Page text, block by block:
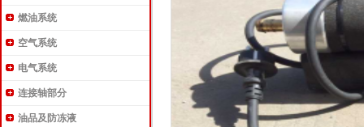
燃油系统
空气系统
电气系统
连接轴部分
油品及防冻液